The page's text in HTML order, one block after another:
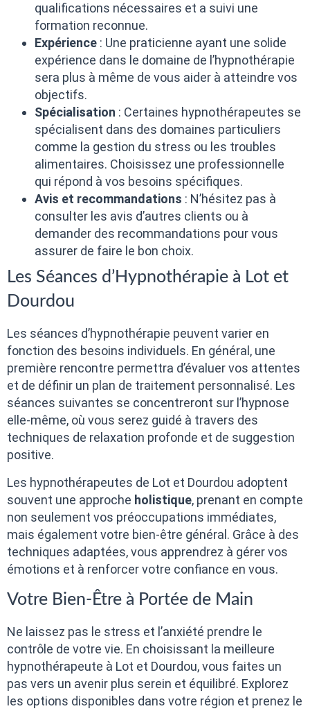
qualifications nécessaires et a suivi une
formation reconnue.
Expérience : Une praticienne ayant une solide
expérience dans le domaine de l’hypnothérapie
sera plus à même de vous aider à atteindre vos
objectifs.
Spécialisation : Certaines hypnothérapeutes se
spécialisent dans des domaines particuliers
comme la gestion du stress ou les troubles
alimentaires. Choisissez une professionnelle
qui répond à vos besoins spécifiques.
Avis et recommandations : N’hésitez pas à
consulter les avis d’autres clients ou à
demander des recommandations pour vous
assurer de faire le bon choix.
Les Séances d’Hypnothérapie à Lot et
Dourdou
Les séances d’hypnothérapie peuvent varier en
fonction des besoins individuels. En général, une
première rencontre permettra d’évaluer vos attentes
et de définir un plan de traitement personnalisé. Les
séances suivantes se concentreront sur l’hypnose
elle-même, où vous serez guidé à travers des
techniques de relaxation profonde et de suggestion
positive.
Les hypnothérapeutes de Lot et Dourdou adoptent
souvent une approche holistique, prenant en compte
non seulement vos préoccupations immédiates,
mais également votre bien-être général. Grâce à des
techniques adaptées, vous apprendrez à gérer vos
émotions et à renforcer votre confiance en vous.
Votre Bien-Être à Portée de Main
Ne laissez pas le stress et l’anxiété prendre le
contrôle de votre vie. En choisissant la meilleure
hypnothérapeute à Lot et Dourdou, vous faites un
pas vers un avenir plus serein et équilibré. Explorez
les options disponibles dans votre région et prenez le